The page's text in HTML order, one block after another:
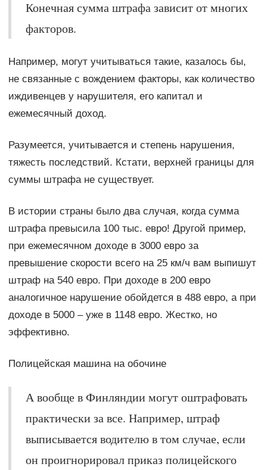
Конечная сумма штрафа зависит от многих
факторов.
Например, могут учитываться такие, казалось бы,
не связанные с вождением факторы, как количество
иждивенцев у нарушителя, его капитал и
ежемесячный доход.
Разумеется, учитывается и степень нарушения,
тяжесть последствий. Кстати, верхней границы для
суммы штрафа не существует.
В истории страны было два случая, когда сумма
штрафа превысила 100 тыс. евро! Другой пример,
при ежемесячном доходе в 3000 евро за
превышение скорости всего на 25 км/ч вам выпишут
штраф на 540 евро. При доходе в 200 евро
аналогичное нарушение обойдется в 488 евро, а при
доходе в 5000 – уже в 1148 евро. Жестко, но
эффективно.
Полицейская машина на обочине
А вообще в Финляндии могут оштрафовать
практически за все. Например, штраф
выписывается водителю в том случае, если
он проигнорировал приказ полицейского